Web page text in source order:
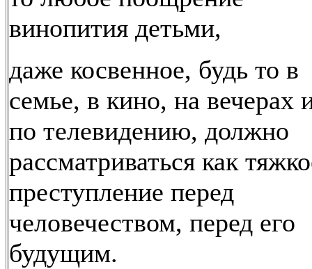
винопития детьми,
даже косвенное, будь то в
семье, в кино, на вечерах
по телевидению, должно
рассматриваться как
преступление перед
человечеством, перед его
будущим.